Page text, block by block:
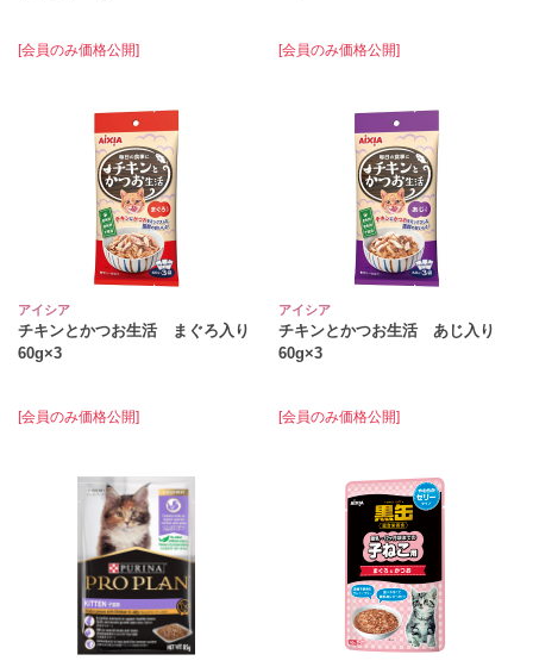
[会員のみ価格公開] [会員のみ価格公開]
アイシア
チキンとかつお生活 まぐろ入り
60g×3
[会員のみ価格公開]
アイシア
チキンとかつお生活 あじ入り
60g×3
[会員のみ価格公開]